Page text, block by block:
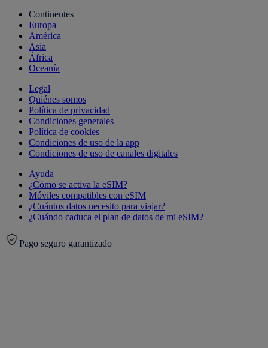
Continentes
Europa
América
Asia
África
Oceanía
Legal
Quiénes somos
Política de privacidad
Condiciones generales
Política de cookies
Condiciones de uso de la app
Condiciones de uso de canales digitales
Ayuda
¿Cómo se activa la eSIM?
Móviles compatibles con eSIM
¿Cuántos datos necesito para viajar?
¿Cuándo caduca el plan de datos de mi eSIM?
Pago seguro garantizado